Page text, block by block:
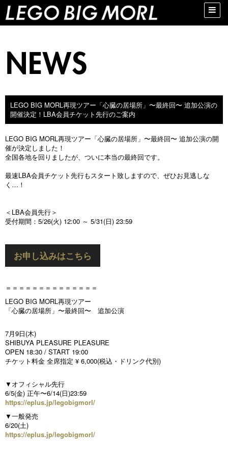
Toggle
LEGO BIG MORL再現ツアー「心臓の居場所」〜最終回〜 追加公演の
開催決定！LBA会員チケット先行のご案内
LEGO BIG MORL再現ツアー「心臓の居場所」〜最終回〜 追加公演の開
催が決定しました！
全国各地を回りましたが、ついに本当の最終回です。
最速LBA会員チケット先行もスタート致しますので、ぜひお見逃しな
く…！
＜LBA会員先行＞
受付期間：5/26(火) 12:00 ～ 5/31(日) 23:59
お申し込みはこちら
＝＝＝＝＝＝＝＝＝＝＝＝＝＝
LEGO BIG MORL再現ツアー
「心臓の居場所」〜最終回〜 追加公演
7月9日(木)
SHIBUYA PLEASURE PLEASURE
OPEN 18:30 / START 19:00
チケット料金 全席指定 ¥ 6,000(税込・ドリンク代別)
▼オフィシャル先行
6/5(金) 正午〜6/14(日)23:59
https://eplus.jp/legobigmorl/
▼一般発売
6/20(土)
https://eplus.jp/legobigmorl/